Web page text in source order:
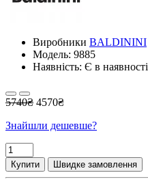
Виробники BALDININI
Модель: 9885
Наявність: Є в наявності
5740₴ 4570₴
Знайшли дешевше?
Купити Швидке замовлення